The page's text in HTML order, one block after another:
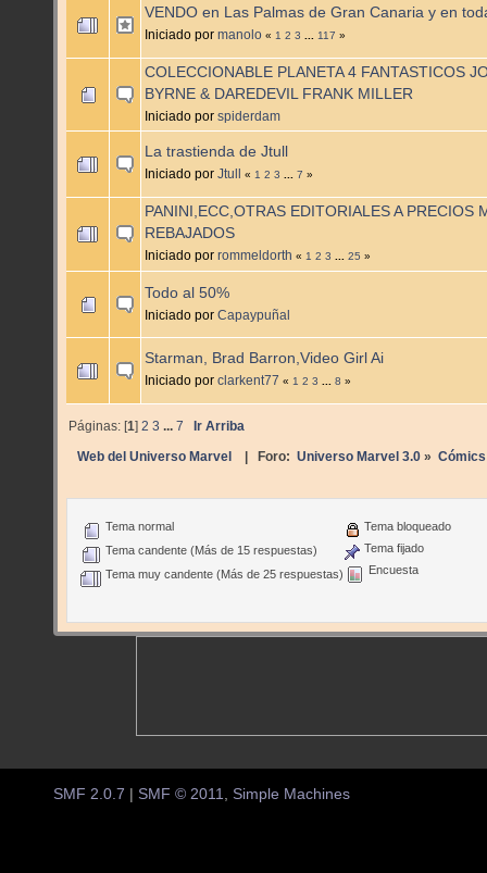
VENDO en Las Palmas de Gran Canaria y en
Iniciado por manolo « 1 2 3 117 »
COLECCIONABLE PLANETA 4 FANTASTICOS
BYRNE & DAREDEVIL FRANK MILLER
Iniciado por spiderdam
La trastienda de Jtull
Iniciado por Jtull « 1 2 3 7 »
PANINI,ECC,OTRAS EDITORIALES A PRECIOS
REBAJADOS
Iniciado por rommeldorth « 1 2 3 25 »
Todo al 50%
Iniciado por Capaypuñal
Starman, Brad Barron,Video Girl Ai
Iniciado por clarkent77 « 1 2 3 8 »
Páginas: [1]2 3 ...7 Ir Arriba
Web del Universo Marvel | Foro: Universo Marvel 3.0» Cómics
Tema normal
Tema candente (Más de 15 respuestas)
Tema muy candente (Más de 25 respuestas)
Tema bloqueado
Tema fijado
Encuesta
SMF 2.0.7 SMF © 2011 Simple Machines